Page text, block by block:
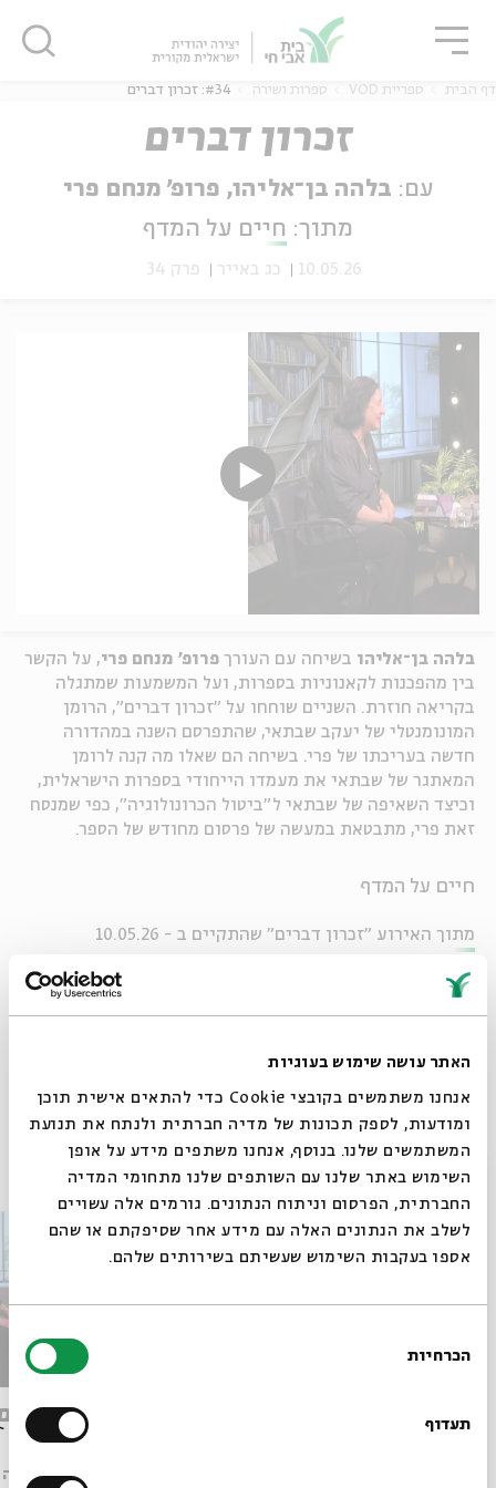
האתר עושה שימוש בעוגיות
אנחנו משתמשים בקובצי Cookie כדי להתאים אישית תוכן
ומודעות, לספק תכונות של מדיה חברתית ולנתח את תנועת
המשתמשים שלנו. בנוסף, אנחנו משתפים מידע על אופן
השימוש באתר שלנו עם השותפים שלנו מתחומי המדיה
החברתית, הפרסום וניתוח הנתונים. גורמים אלה עשויים
לשלב את הנתונים האלה עם מידע אחר שסיפקתם או שהם
אספו בעקבות השימוש שעשיתם בשירותים שלהם.
הסכמה
הכרחיות
תעדוף
אנגלית
דף הבית ספריית VOD ספרות ושירה #34: זכרון דברים
זכרון דברים
עם: בלהה בן־אליהו, פרופ' מנחם פרי
מתוך: חיים על המדף
10.05.26 כג באייר פרק 34
בלהה בן־אליהו בשיחה עם העורך פרופ' מנחם פרי, על הקשר
בין מהפכנות לקאנוניות בספרות, ועל המשמעות שמתגלה
בקריאה חוזרת. השניים שוחחו על "זכרון דברים", הרומן
המונומנטלי של יעקב שבתאי, שהתפרסם השנה במהדורה
חדשה בעריכתו של פרי. בשיחה הם שאלו מה קנה לרומן
המאתגר של שבתאי את מעמדו הייחודי בספרות הישראלית,
וכיצד השאיפה של שבתאי ל"ביטול הכרונולוגיה", כפי שמנסח
זאת פרי, מתבטאת במעשה של פרסום מחודש של הספר.
חיים על המדף
מתוך האירוע "זכרון דברים" שהתקיים ב - 10.05.26
שיתוף
תגיות: בלהה בן אליהו בלהה בן-אליהו
פרקים נוספים בסדרה
עם: בלהה
סגור
סגור